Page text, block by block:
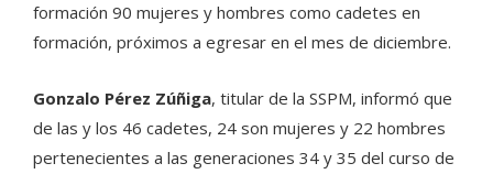
formación 90 mujeres y hombres como cadetes en
formación, próximos a egresar en el mes de diciembre.
Gonzalo Pérez Zúñiga, titular de la SSPM, informó que
de las y los 46 cadetes, 24 son mujeres y 22 hombres
pertenecientes a las generaciones 34 y 35 del curso de